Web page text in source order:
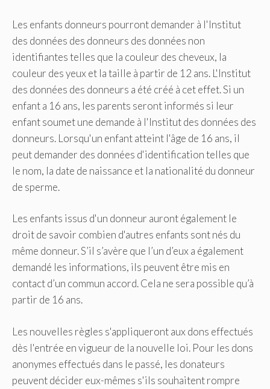
Les enfants donneurs pourront demander à l'Institut
des données des donneurs des données non
identifiantes telles que la couleur des cheveux, la
couleur des yeux et la taille à partir de 12 ans. L'Institut
des données des donneurs a été créé à cet effet. Si un
enfant a 16 ans, les parents seront informés si leur
enfant soumet une demande à l'Institut des données des
donneurs. Lorsqu'un enfant atteint l'âge de 16 ans, il
peut demander des données d'identification telles que
le nom, la date de naissance et la nationalité du donneur
de sperme.
Les enfants issus d'un donneur auront également le
droit de savoir combien d'autres enfants sont nés du
même donneur. S’il s’avère que l’un d’eux a également
demandé les informations, ils peuvent être mis en
contact d’un commun accord. Cela ne sera possible qu’à
partir de 16 ans.
Les nouvelles règles s'appliqueront aux dons effectués
dès l'entrée en vigueur de la nouvelle loi. Pour les dons
anonymes effectués dans le passé, les donateurs
peuvent décider eux-mêmes s'ils souhaitent rompre